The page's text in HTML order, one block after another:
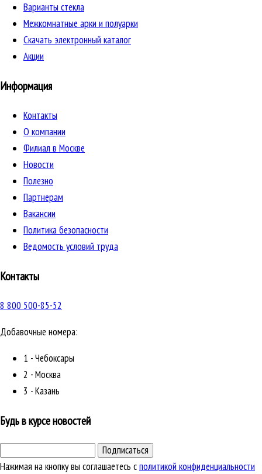
Варианты стекла
Межкомнатные арки и полуарки
Скачать электронный каталог
Акции
Информация
Контакты
О компании
Филиал в Москве
Новости
Полезно
Партнерам
Вакансии
Политика безопасности
Ведомость условий труда
Контакты
8 800 500-85-52
Добавочные номера:
1 - Чебоксары
2 - Москва
3 - Казань
Будь в курсе новостей
Подписаться
Нажимая на кнопку вы соглашаетесь сполитикой конфиденциальности